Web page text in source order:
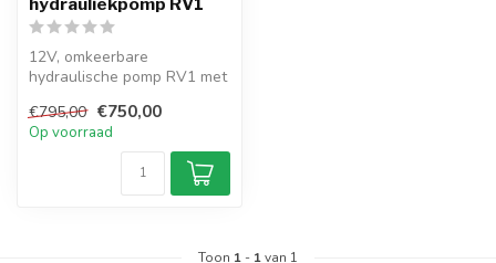
12V, omkeerbare
hydraulische pomp RV1 met
FURUNO autopilote...
€795,00 €750,00
Op voorraad
Toon 1 - 1van 1